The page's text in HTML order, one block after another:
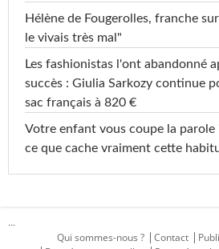
Hélène de Fougerolles, franche
le vivais très mal"
Les fashionistas l'ont abandonné
succès : Giulia Sarkozy continue
sac français à 820 €
Votre enfant vous coupe la parole
ce que cache vraiment cette
...
Qui sommes-nous ?
Contact